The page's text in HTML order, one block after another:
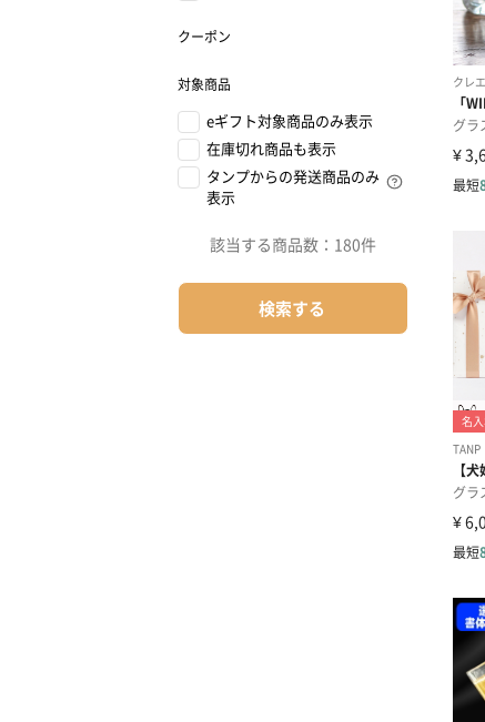
クーポン
対象商品
eギフト対象商品のみ表示
在庫切れ商品も表示
タンプからの発送商品のみ
表示
該当する商品数： 180件
検索する